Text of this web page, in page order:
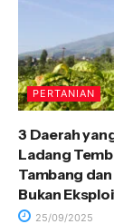
PERTANIAN
3 Daerah
Ladang
Tambang
Bukan
25/09/2025